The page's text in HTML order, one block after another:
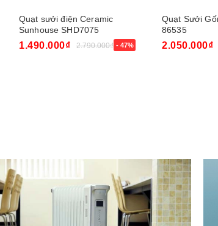
Quạt sưởi điện Ceramic
Sunhouse SHD7075
1.490.000₫ 2.790.000₫ - 47%
Quạt Sưởi
86535
2.050.000₫